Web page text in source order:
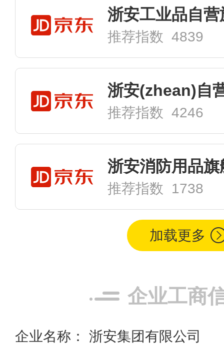
浙安工业品自营
推荐指数 4839
浙安(zhean)自
推荐指数 4246
浙安消防用品旗
推荐指数 1738
加载更多
企业工商
企业名称： 浙安集团有限公司